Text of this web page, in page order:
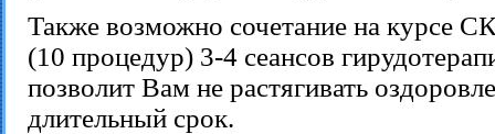
Также возможно сочетание на курсе
(10 процедур) 3-4 сеансов
позволит Вам не растягивать
длительный срок.